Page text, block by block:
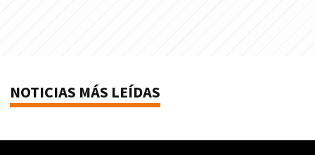
NOTICIAS MÁS LEÍDAS